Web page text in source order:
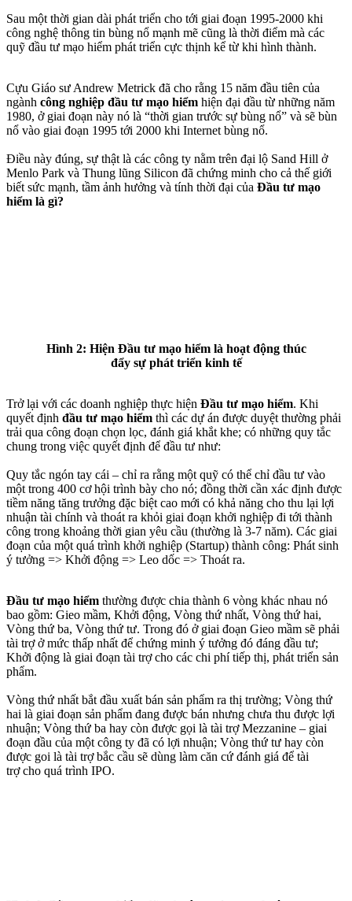
Sau một thời gian dài phát triển cho tới giai đoạn 1995-2000 khi
công nghệ thông tin bùng nổ mạnh mẽ cũng là thời điểm mà các
quỹ đầu tư mạo hiểm phát triển cực thịnh kể từ khi hình thành.
Cựu Giáo sư Andrew Metrick đã cho rằng 15 năm đầu tiên của
ngành công nghiệp đầu tư mạo hiểm hiện đại đầu từ những năm
1980, ở giai đoạn này nó là “thời gian trước sự bùng nổ” và sẽ bùn
nổ vào giai đoạn 1995 tới 2000 khi Internet bùng nổ.
Điều này đúng, sự thật là các công ty nằm trên đại lộ Sand Hill ở
Menlo Park và Thung lũng Silicon đã chứng minh cho cả thế giới
biết sức mạnh, tầm ảnh hưởng và tính thời đại của Đầu tư mạo
hiểm là gì?
Hình 2: Hiện Đầu tư mạo hiểm là hoạt động thúc
đẩy sự phát triển kinh tế
Trở lại với các doanh nghiệp thực hiện Đầu tư mạo hiểm. Khi
quyết định đầu tư mạo hiểm thì các dự án được duyệt thường phải
trải qua công đoạn chọn lọc, đánh giá khắt khe; có những quy tắc
chung trong việc quyết định để đầu tư như:
Quy tắc ngón tay cái – chỉ ra rằng một quỹ có thể chỉ đầu tư vào
một trong 400 cơ hội trình bày cho nó; đồng thời cần xác định được
tiềm năng tăng trưởng đặc biệt cao mới có khả năng cho thu lại lợi
nhuận tài chính và thoát ra khỏi giai đoạn khởi nghiệp đi tới thành
công trong khoảng thời gian yêu cầu (thường là 3-7 năm). Các giai
đoạn của một quá trình khởi nghiệp (Startup) thành công: Phát sinh
ý tưởng => Khởi động => Leo dốc => Thoát ra.
Đầu tư mạo hiểm thường được chia thành 6 vòng khác nhau nó
bao gồm: Gieo mầm, Khởi động, Vòng thứ nhất, Vòng thứ hai,
Vòng thứ ba, Vòng thứ tư. Trong đó ở giai đoạn Gieo mầm sẽ phải
tài trợ ở mức thấp nhất để chứng minh ý tưởng đó đáng đầu tư;
Khởi động là giai đoạn tài trợ cho các chi phí tiếp thị, phát triển sản
phẩm.
Vòng thứ nhất bắt đầu xuất bán sản phẩm ra thị trường; Vòng thứ
hai là giai đoạn sản phẩm đang được bán nhưng chưa thu được lợi
nhuận; Vòng thứ ba hay còn được gọi là tài trợ Mezzanine – giai
đoạn đầu của một công ty đã có lợi nhuận; Vòng thứ tư hay còn
được goi là tài trợ bắc cầu sẽ dùng làm căn cứ đánh giá để tài
trợ cho quá trình IPO.